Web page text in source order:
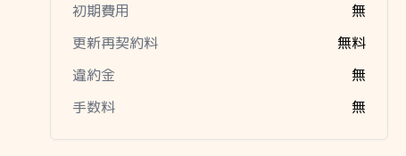
初期費用
無
更新再契約料
無料
違約金
無
手数料
無